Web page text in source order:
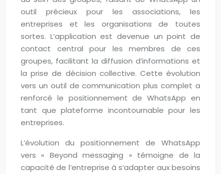
outil précieux pour les associations, les
entreprises et les organisations de toutes
sortes. L’application est devenue un point de
contact central pour les membres de ces
groupes, facilitant la diffusion d’informations et
la prise de décision collective. Cette évolution
vers un outil de communication plus complet a
renforcé le positionnement de WhatsApp en
tant que plateforme incontournable pour les
entreprises.
L’évolution du positionnement de WhatsApp
vers « Beyond messaging » témoigne de la
capacité de l’entreprise à s’adapter aux besoins